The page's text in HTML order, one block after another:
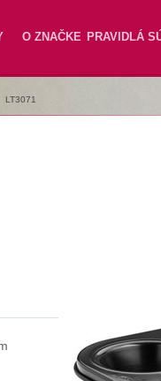
O ZNAČKE PRAVIDLÁ
LT3071